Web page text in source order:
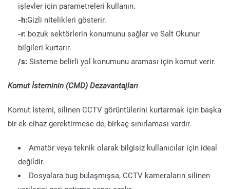
işlevler için parametreleri kullanın.
-h:Gizli nitelikleri gösterir.
-r: bozuk sektörlerin konumunu sağlar ve Salt Okunur
bilgileri kurtarır.
/s: Sisteme belirli yol konumunu araması için komut verir.
Komut İsteminin (CMD) Dezavantajları
Komut İstemi, silinen CCTV görüntülerini kurtarmak için başka
bir ek cihaz gerektirmese de, birkaç sınırlaması vardır.
Amatör veya teknik olarak bilgisiz kullanıcılar için ideal
değildir.
Dosyalara bug bulaşmışsa, CCTV kameraların silinen